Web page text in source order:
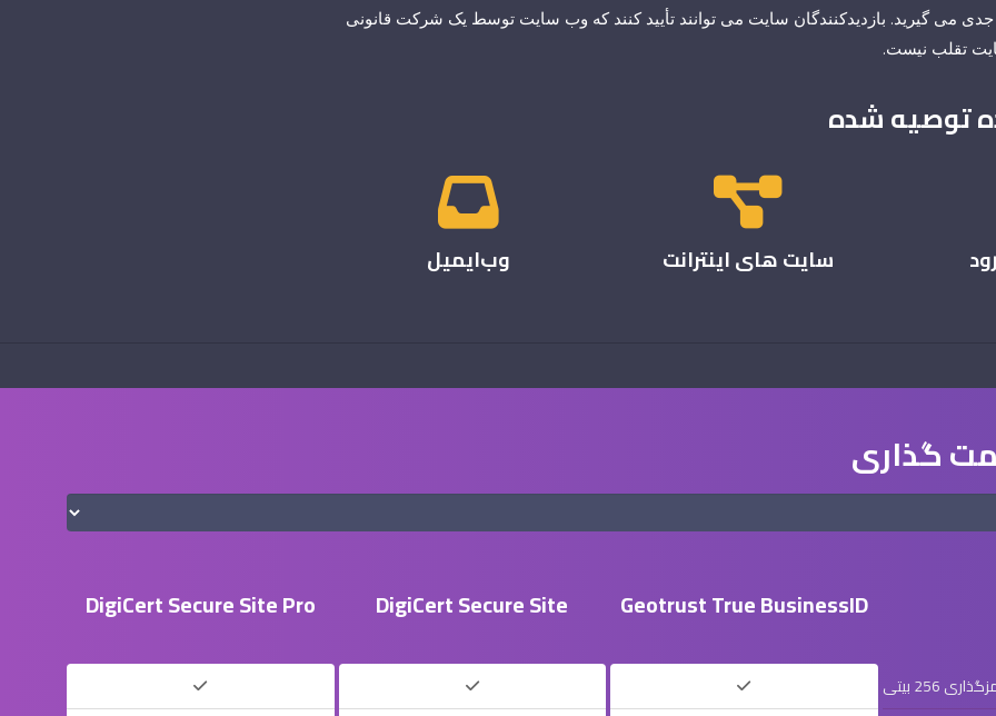
جدی می گیرید. بازدیدکنندگان سایت می توانند تأیید کنند که وب سایت توسط یک شرکت قانونی
تقلب نیست.
توصیه شده
سایت های اینترانت وب‌ایمیل
گذاری
256 بیتی
Geotrust True BusinessID
DigiCert Secure Site
DigiCert Secure Site Pro